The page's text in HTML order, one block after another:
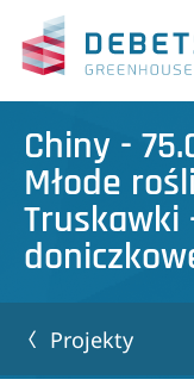
Chiny -
Młode
Truskawki
Projekty